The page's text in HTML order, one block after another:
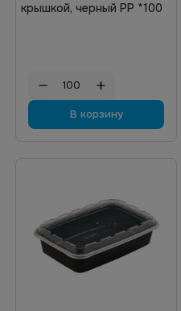
крышкой, черный РР *100
В корзину